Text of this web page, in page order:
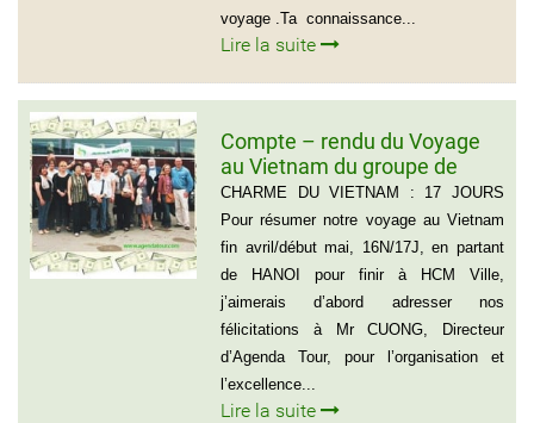
voyage .Ta connaissance...
Lire la suite
Compte – rendu du Voyage
au Vietnam du groupe de
Madame ANNA BOVO
(Groupe de 21 personnes) –
Français
CHARME DU VIETNAM : 17 JOURS
Pour résumer notre voyage au Vietnam
fin avril/début mai, 16N/17J, en partant
de HANOI pour finir à HCM Ville,
j’aimerais d’abord adresser nos
félicitations à Mr CUONG, Directeur
d’Agenda Tour, pour l’organisation et
l’excellence...
Lire la suite